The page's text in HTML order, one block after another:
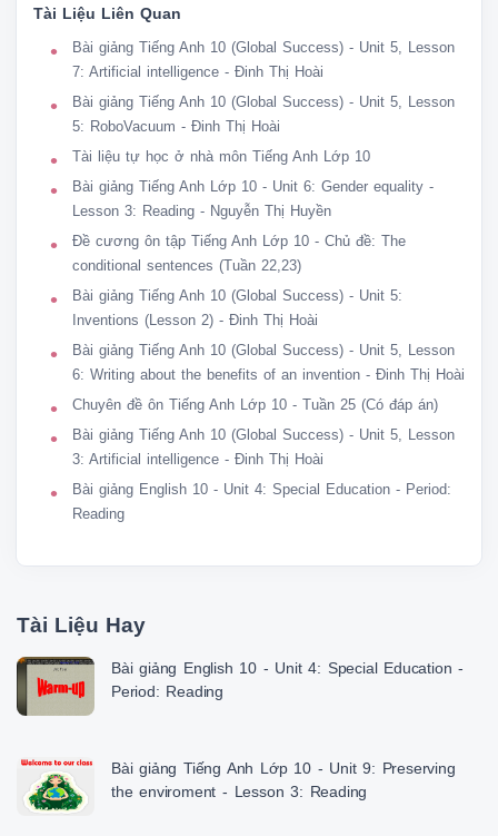
7. Dump g. Things that make the air, water and soil
false sentences. Back
Environmental pollution results from natural
disasters.
is one of impacts of human activities. Back
3 T
Using a lot of fertilizers can reduce soil fertility. Back
Noise pollution can increase heart rate and
demage hearing. Activity 5: Discuss the type of pollution in your
questions.
1. What’s type of pollution?
2. What is its expression?
3. What is the effect of doing that? - Learn by heart all the new words
Tài Liệu Liên Quan
Bài giảng Tiếng Anh 10 (Global Success) - Unit 5, Lesson
7: Artificial intelligence - Đinh Thị Hoài
Bài giảng Tiếng Anh 10 (Global Success) - Unit 5, Lesson
5: RoboVacuum - Đinh Thị Hoài
Tài liệu tự học ở nhà môn Tiếng Anh Lớp 10
Bài giảng Tiếng Anh Lớp 10 - Unit 6: Gender equality -
Lesson 3: Reading - Nguyễn Thị Huyền
Đề cương ôn tập Tiếng Anh Lớp 10 - Chủ đề: The
conditional sentences (Tuần 22,23)
Bài giảng Tiếng Anh 10 (Global Success) - Unit 5:
Inventions (Lesson 2) - Đinh Thị Hoài
Bài giảng Tiếng Anh 10 (Global Success) - Unit 5, Lesson
6: Writing about the benefits of an invention - Đinh Thị Hoài
Chuyên đề ôn Tiếng Anh Lớp 10 - Tuần 25 (Có đáp án)
Bài giảng Tiếng Anh 10 (Global Success) - Unit 5, Lesson
3: Artificial intelligence - Đinh Thị Hoài
Bài giảng English 10 - Unit 4: Special Education - Period:
Reading
Tài Liệu Hay
Bài giảng English 10 - Unit 4: Special Education -
Period: Reading
Bài giảng Tiếng Anh Lớp 10 - Unit 9: Preserving
the enviroment - Lesson 3: Reading